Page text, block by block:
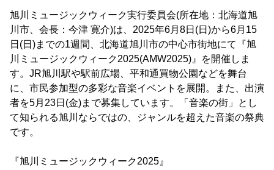
旭川ミュージックウィーク実行委員会(所在地：北海道旭
川市、会長：今津 寛介)は、2025年6月8日(日)から6月15
日(日)までの1週間、北海道旭川市の中心市街地にて『旭
川ミュージックウィーク2025(AMW2025)』を開催しま
す。JR旭川駅や駅前広場、平和通買物公園などを舞台
に、市民参加型の多彩な音楽イベントを展開。また、出演
者を5月23日(金)まで募集しています。「音楽の街」とし
て知られる旭川ならではの、ジャンルを超えた音楽の祭典
です。
『旭川ミュージックウィーク2025』